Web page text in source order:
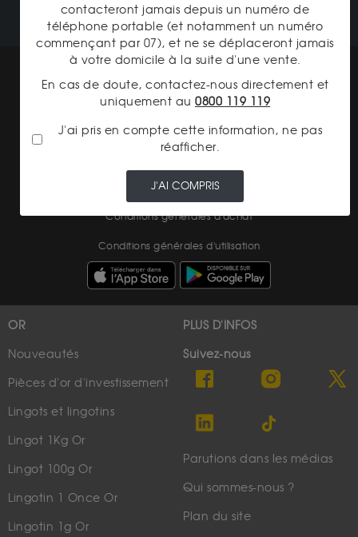
CGV Gardienor
Cookies
Conditions générales de vente
Conditions générales d'achat
Conditions générales d'utilisation
OR
Nouveautés
Pièces d'or d'investissement
Lingots et lingotins
Lingot 1Kg Or
Lingot 100g Or
Lingotin 1 Once Or
Lingotin 1g Or
PLUS D'INFOS
Suivez-nous
Parutions dans les médias
Qui sommes-nous ?
Plan du site
contacteront jamais depuis un numéro de
téléphone portable (et notamment un numéro
commençant par 07), et ne se déplaceront jamais
à votre domicile à la suite d'une vente.
En cas de doute, contactez-nous directement et
uniquement au 0800 119 119
J'ai pris en compte cette information, ne pas
réafficher.
J'AI COMPRIS